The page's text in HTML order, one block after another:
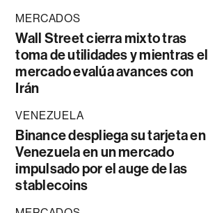
MERCADOS
Wall Street cierra mixto tras
toma de utilidades y mientras el
mercado evalúa avances con
Irán
VENEZUELA
Binance despliega su tarjeta en
Venezuela en un mercado
impulsado por el auge de las
stablecoins